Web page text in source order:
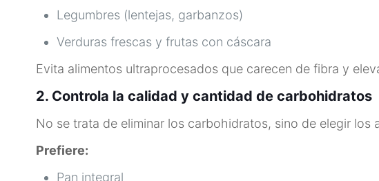
Legumbres (lentejas, garbanzos)
Verduras frescas y frutas con cáscara
Evita alimentos ultraprocesados que carecen de fibra y
2. Controla la calidad y cantidad de carbohidratos
No se trata de eliminar los carbohidratos, sino de elegir
Prefiere:
Pan integral